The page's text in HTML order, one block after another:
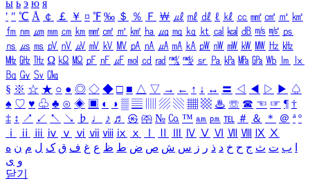
ы ь э ю я
′ ″ ℃ Å ￠ ￡ ￥ ¤ ℉ ‰ ＄ ％ Ｆ ￦ ㎕ ㎖ ㎗ ℓ ㎘ ㏄ ㎣ ㎤ ㎥ ㎦
㎙ ㎚ ㎛ ㎜ ㎝ ㎞ ㎟ ㎠ ㎡ ㎢ ㏊ ㎍ ㎎ ㎏ ㏏ ㎈ ㎉ ㏈ ㎧ ㎨ ㎰
㎱ ㎲ ㎳ ㎴ ㎵ ㎶ ㎷ ㎸ ㎹ ㎀ ㎁ ㎂ ㎃ ㎄ ㎺ ㎻ ㎽ ㎾ ㎿ ㎐ ㎑
㎒ ㎓ ㎔ Ω ㏀ ㏁ ㎊ ㎋ ㎌ ㏖ ㏅ ㎭ ㎮ ㎯ ㏛ ㎩ ㎪ ㎫ ㎬ ㏝ ㏐
㏓
㏃ ㏉ ㏜ ㏆
§ ※ ☆ ★ ○ ● ◎ ◇ ◆ □ ■ △ ▽ → ← ↑ ↓ ↔ 〓 ◁ ◀ ▷ ▶ ♤
♠ ♡ ♥ ♧ ♣ ⊙ ◈ ▣ ◐ ◑ ▒ ▤ ▨ ▧ ▦ ▩ ♨ ☏ ☎ ☜ ☞ ¶ †
‡ ↕ ↗ ↙ ↖ ↘ ♭ ♩ ♪ ♬ ㉿ ㈜ № ㏇ ™ ㏂ ㏘ ℡ ＃ ＆ ＊ ＠ ª º
ⅰ
ⅱ ⅲ ⅳ ⅴ ⅵ ⅶ ⅷ ⅸ ⅹ Ⅳ Ⅴ Ⅵ Ⅶ Ⅷ Ⅸ Ⅹ
ب ت ث ج ح خ د ذ ر ز س ش ص ض ط ظ ع غ ف ق ک ل م ن ه
و ی
닫기